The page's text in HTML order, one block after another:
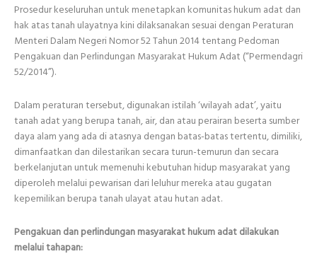
Prosedur keseluruhan untuk menetapkan komunitas hukum adat dan
hak atas tanah ulayatnya kini dilaksanakan sesuai dengan Peraturan
Menteri Dalam Negeri Nomor 52 Tahun 2014 tentang Pedoman
Pengakuan dan Perlindungan Masyarakat Hukum Adat (“Permendagri
52/2014”).
Dalam peraturan tersebut, digunakan istilah ‘wilayah adat’, yaitu
tanah adat yang berupa tanah, air, dan atau perairan beserta sumber
daya alam yang ada di atasnya dengan batas-batas tertentu, dimiliki,
dimanfaatkan dan dilestarikan secara turun-temurun dan secara
berkelanjutan untuk memenuhi kebutuhan hidup masyarakat yang
diperoleh melalui pewarisan dari leluhur mereka atau gugatan
kepemilikan berupa tanah ulayat atau hutan adat.
Pengakuan dan perlindungan masyarakat hukum adat dilakukan
melalui tahapan: